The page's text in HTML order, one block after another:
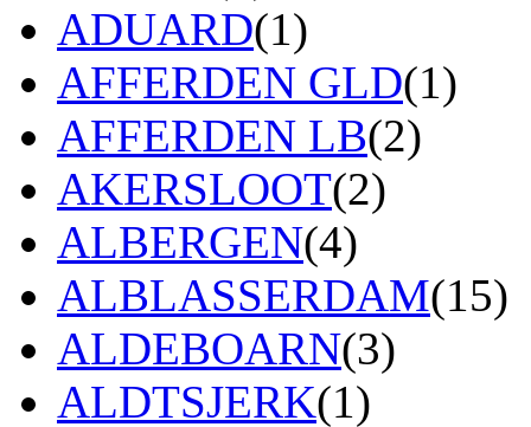
ADUARD(1)
AFFERDEN GLD(1)
AFFERDEN LB(2)
AKERSLOOT(2)
ALBERGEN(4)
ALBLASSERDAM(15)
ALDEBOARN(3)
ALDTSJERK(1)